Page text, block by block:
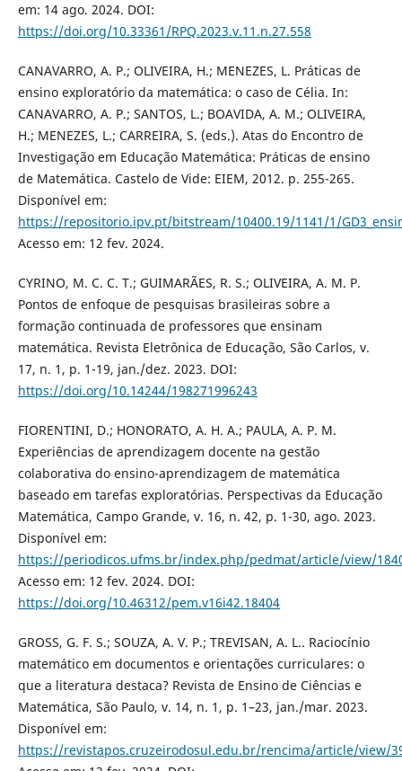
em: 14 ago. 2024. DOI:
https://doi.org/10.33361/RPQ.2023.v.11.n.27.558
CANAVARRO, A. P.; OLIVEIRA, H.; MENEZES, L. Práticas de
ensino exploratório da matemática: o caso de Célia. In:
CANAVARRO, A. P.; SANTOS, L.; BOAVIDA, A. M.; OLIVEIRA,
H.; MENEZES, L.; CARREIRA, S. (eds.). Atas do Encontro de
Investigação em Educação Matemática: Práticas de ensino
de Matemática. Castelo de Vide: EIEM, 2012. p. 255-265.
Disponível em:
https://repositorio.ipv.pt/bitstream/10400.19/1141/1/
Acesso em: 12 fev. 2024.
CYRINO, M. C. C. T.; GUIMARÃES, R. S.; OLIVEIRA, A. M. P.
Pontos de enfoque de pesquisas brasileiras sobre a
formação continuada de professores que ensinam
matemática. Revista Eletrônica de Educação, São Carlos, v.
17, n. 1, p. 1-19, jan./dez. 2023. DOI:
https://doi.org/10.14244/198271996243
FIORENTINI, D.; HONORATO, A. H. A.; PAULA, A. P. M.
Experiências de aprendizagem docente na gestão
colaborativa do ensino-aprendizagem de matemática
baseado em tarefas exploratórias. Perspectivas da Educação
Matemática, Campo Grande, v. 16, n. 42, p. 1-30, ago. 2023.
Disponível em:
https://periodicos.ufms.br/index.php/pedmat/article/view/
Acesso em: 12 fev. 2024. DOI:
https://doi.org/10.46312/pem.v16i42.18404
GROSS, G. F. S.; SOUZA, A. V. P.; TREVISAN, A. L.. Raciocínio
matemático em documentos e orientações curriculares: o
que a literatura destaca? Revista de Ensino de Ciências e
Matemática, São Paulo, v. 14, n. 1, p. 1–23, jan./mar. 2023.
Disponível em:
https://revistapos.cruzeirodosul.edu.br/rencima/article/view/